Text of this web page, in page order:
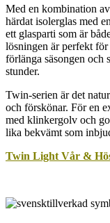
Med en kombination
härdat isolerglas med
ett glasparti som är
lösningen är perfekt
förlänga säsongen och
stunder.
Twin-serien är det
och förskönar. För en
med klinkergolv och
lika bekvämt som
Twin Light Vår &